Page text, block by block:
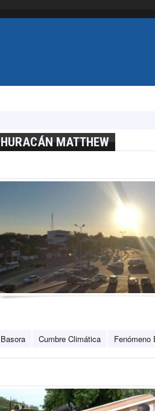
HURACÁN MATTHEW
Basora Cumbre Climática Fenómeno